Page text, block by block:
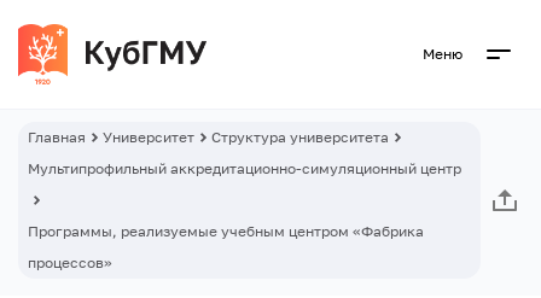
Меню
Главная Университет
Структура университета
Мультипрофильный аккредитационно-симуляционный центр
Программы, реализуемые учебным центром «Фабрика
процессов»